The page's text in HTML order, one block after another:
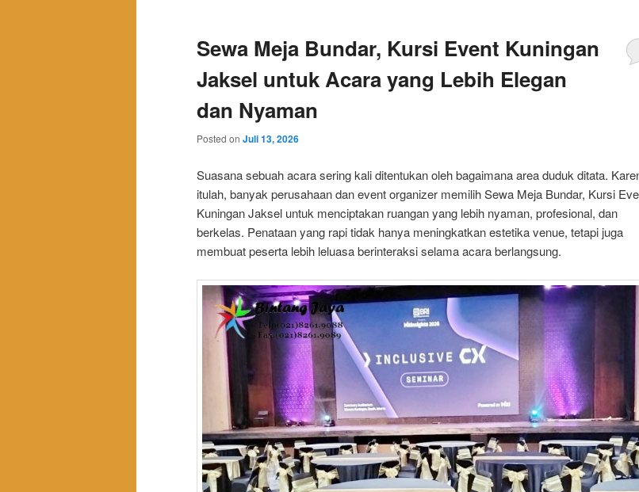
Sewa Meja Bundar, Kursi Event Kuningan
Jaksel untuk Acara yang Lebih Elegan
dan Nyaman
Posted on Juli 13, 2026
Suasana sebuah acara sering kali ditentukan oleh bagaimana area duduk ditata.
itulah, banyak perusahaan dan event organizer memilih Sewa Meja Bundar, Kursi
Kuningan Jaksel untuk menciptakan ruangan yang lebih nyaman, profesional, dan
berkelas. Penataan yang rapi tidak hanya meningkatkan estetika venue, tetapi juga
membuat peserta lebih leluasa berinteraksi selama acara berlangsung.